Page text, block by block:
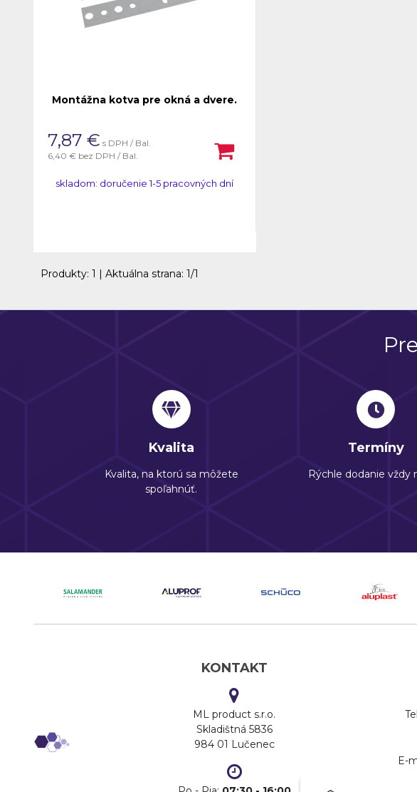
Montážna kotva pre okná a dvere.
7,87 € s DPH / Bal.
6,40 € bez DPH / Bal.
skladom: doručenie 1-5 pracovných dní
Produkty: 1 | Aktuálna strana: 1/1
Kvalita
Kvalita, na ktorú sa môžete
spoľahnúť.
Termíny
Rýchle dodanie vždy
KONTAKT
ML product s.r.o.
Skladištná 5836
984 01 Lučenec
E-